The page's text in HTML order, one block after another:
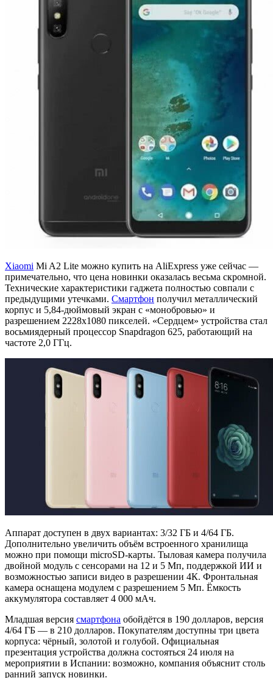
Xiaomi Mi A2 Lite можно купить на AliExpress уже сейчас —
примечательно, что цена новинки оказалась весьма скромной.
Технические характеристики гаджета полностью совпали с
предыдущими утечками. Смартфон получил металлический
корпус и 5,84-дюймовый экран с «монобровью» и
разрешением 2228x1080 пикселей. «Сердцем» устройства стал
восьмиядерный процессор Snapdragon 625, работающий на
частоте 2,0 ГГц.
Аппарат доступен в двух вариантах: 3/32 ГБ и 4/64 ГБ.
Дополнительно увеличить объём встроенного хранилища
можно при помощи microSD-карты. Тыловая камера получила
двойной модуль с сенсорами на 12 и 5 Мп, поддержкой ИИ и
возможностью записи видео в разрешении 4К. Фронтальная
камера оснащена модулем с разрешением 5 Мп. Ёмкость
аккумулятора составляет 4 000 мАч.
Младшая версия смартфона обойдётся в 190 долларов, версия
4/64 ГБ — в 210 долларов. Покупателям доступны три цвета
корпуса: чёрный, золотой и голубой. Официальная
презентация устройства должна состояться 24 июля на
мероприятии в Испании: возможно, компания объяснит столь
ранний запуск новинки.